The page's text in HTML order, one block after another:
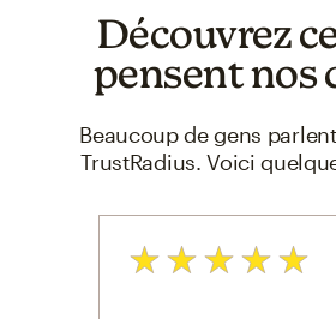
Découvrez
pensent nos
Beaucoup de gens
TrustRadius. Voici
Note: 5 sur 5